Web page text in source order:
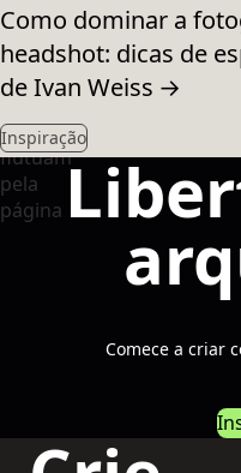
Como dominar a
headshot: dicas de
de Ivan Weiss →
Inspiração
Comece a criar